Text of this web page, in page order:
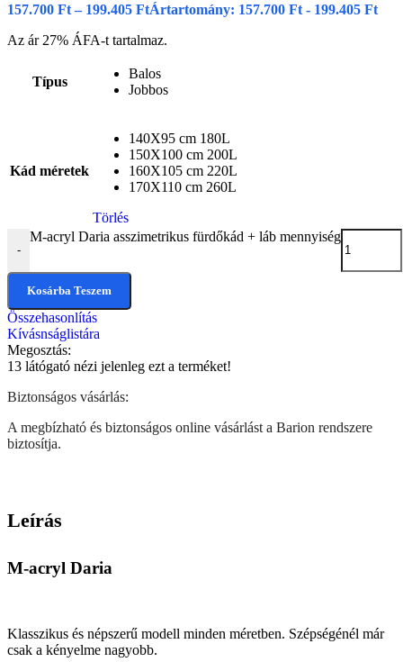
157.700 Ft – 199.405 FtÁrtartomány: 157.700 Ft - 199.405 Ft
Az ár 27% ÁFA-t tartalmaz.
Típus
Balos
Jobbos
Kád méretek
140X95 cm 180L
150X100 cm 200L
160X105 cm 220L
170X110 cm 260L
Törlés
-
M-acryl Daria asszimetrikus fürdőkád + láb mennyiség
Kosárba Teszem
Összehasonlítás
Kívásnságlistára
Megosztás:
13 látógató nézi jelenleg ezt a terméket!
Biztonságos vásárlás:
A megbízható és biztonságos online vásárlást a Barion rendszere
biztosítja.
Leírás
M-acryl Daria
Klasszikus és népszerű modell minden méretben. Szépségénél már
csak a kényelme nagyobb.